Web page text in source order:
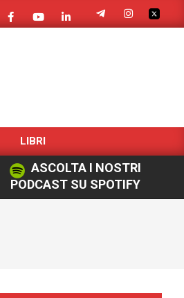
LIBRI
ASCOLTA I NOSTRI
PODCAST SU SPOTIFY